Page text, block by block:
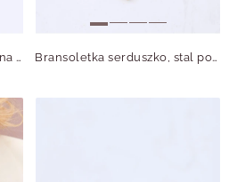
Naszyjnik kulki, stal pozłacana S312562Z00 Bransoletka serduszko, stal pozłacana S112287Z00